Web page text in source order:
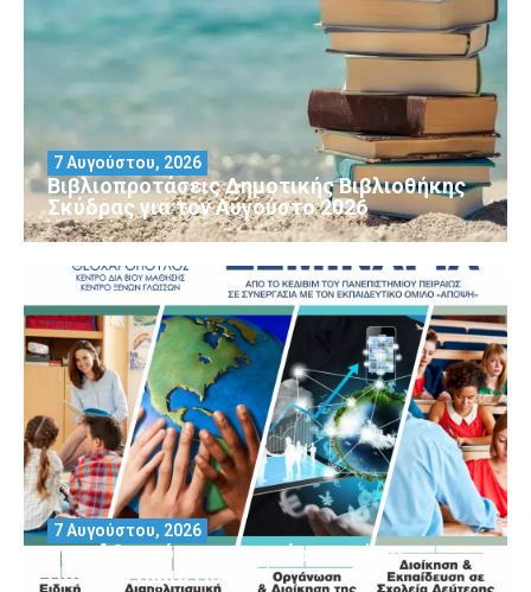
Βιβλιοπροτάσεις Δημοτικής Βιβλιοθήκης
Σκύδρας για τον Αύγούστο 2026
7 Αυγούστου, 2026
Μοριοδοτούμενα Σεμινάρια από το
Πανεπιστήμιο Πειραιά
7 Αυγούστου, 2026